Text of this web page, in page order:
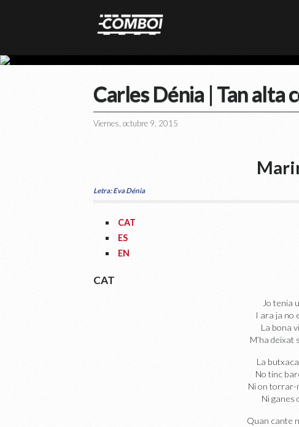
Carles Dénia | Tan alta
Viernes, octubre 9, 2015
Letra: Eva Dénia
CAT
ES
EN
CAT
Jo tenia
I ara ja no
La bona
M’ha deixat
La
No tinc
Ni on torrar-
Ni ganes
Quan cante